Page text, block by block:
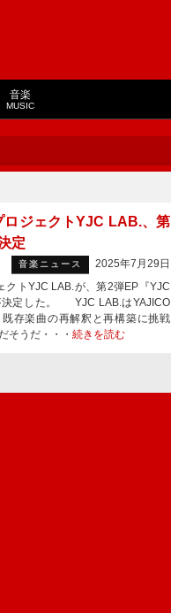
音楽
MUSIC
ロジェクトYJC LAB.、第
定
音楽ニュース
2025年7月29日
トYJC LAB.が、第2弾EP『YJC
決定した。 YJC LAB.はYAJICO
存楽曲の再解釈と再構築に挑戦
そうだ・・・ 続きを読む